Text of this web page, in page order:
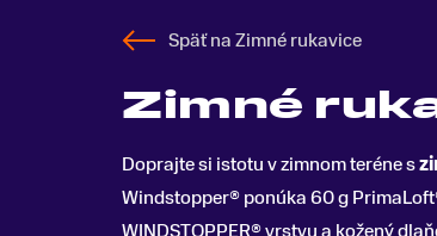
Späť naZimné rukavice
Zimné
Doprajte si istotu v zimnom teréne s
Windstopper® ponúka 60 g